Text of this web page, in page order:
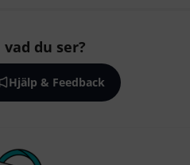
du ser?
Hjälp & Feedback